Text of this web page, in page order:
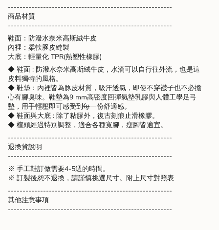
quantity
}}"}
--------------------------------------------------------
商品材質
--------------------------------------------------------
鞋面：防潑水奈米高斯絨牛皮
內裡：柔軟豚皮縫製
大底：輕量化 TPR(熱塑性橡膠)
◆ 鞋面 : 防潑水奈米高斯絨牛皮，水滴可以自行往外流，也是這
皮料獨特的風格。
◆ 鞋墊：內裡皆為豚皮材質，吸汗透氣，即使不穿襪子也不必擔
心有腳臭味。鞋墊為9 mm高密度回彈氣墊乳膠與人體工學足弓
墊，用手輕壓即可感受到每一份舒適感。
◆ 鞋面與大底 : 除了粘膠外，復古刻痕止滑橡膠。
◆ 楦頭經過特別調整，適合各種寬腳，瘦腳皆適宜。
--------------------------------------------------------
退換貨說明
--------------------------------------------------------
※ 手工鞋訂做需要4-5週的時間。
※ 訂製後恕不退換，請謹慎挑選尺寸。附上尺寸對照表
--------------------------------------------------------
其他注意事項
--------------------------------------------------------